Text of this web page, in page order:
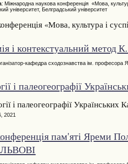
: Міжнародна наукова конференція «Мова,
університет, Белградський університет
«Мова, культура і
і контекстуальний метод
кафедра сходознавства ім. професора
і палеогеографії
і палеогеографії Українських
2021
пам'яті